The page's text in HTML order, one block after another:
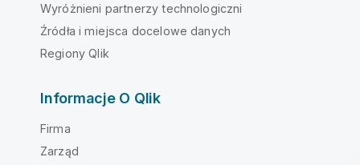
Wyróżnieni partnerzy technologiczni
Źródła i miejsca docelowe danych
Regiony Qlik
Informacje O Qlik
Firma
Zarząd